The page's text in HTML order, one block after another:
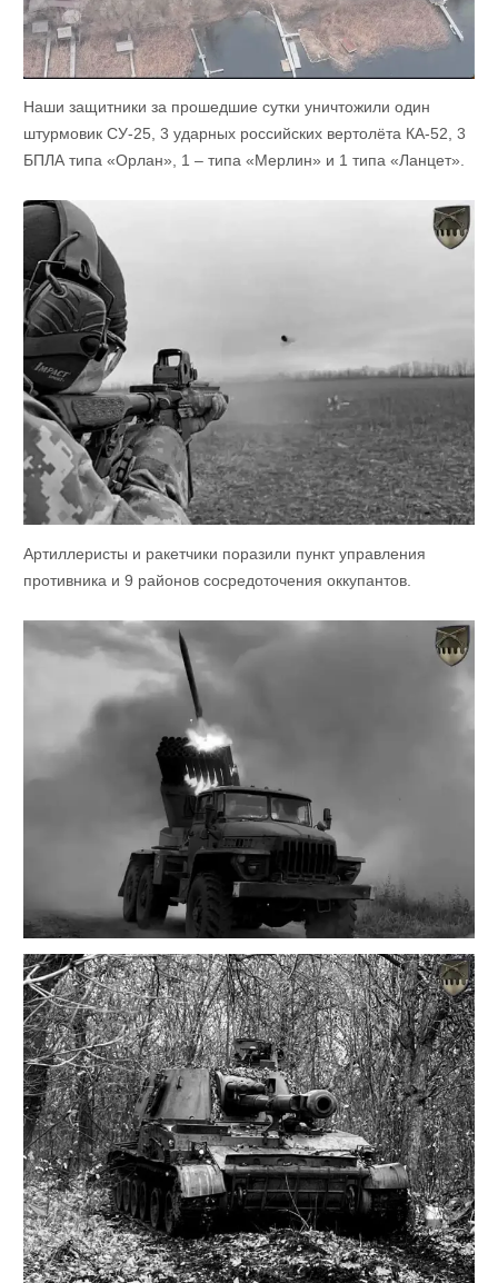
Наши защитники за прошедшие сутки уничтожили один
штурмовик СУ-25, 3 ударных российских вертолёта КА-52, 3
БПЛА типа «Орлан», 1 – типа «Мерлин» и 1 типа «Ланцет».
Артиллеристы и ракетчики поразили пункт управления
противника и 9 районов сосредоточения оккупантов.